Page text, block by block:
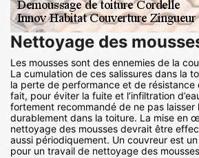
Nettoyage des
Les mousses sont des ennemies de la
La cumulation de ces salissures dans la
la perte de performance et de
fait, pour éviter la fuite et l’infiltration
fortement recommandé de ne pas laisser
durablement dans la toiture. La mise en
nettoyage des mousses devrait être
aussi périodiquement. Un couvreur est
pour un travail de nettoyage des